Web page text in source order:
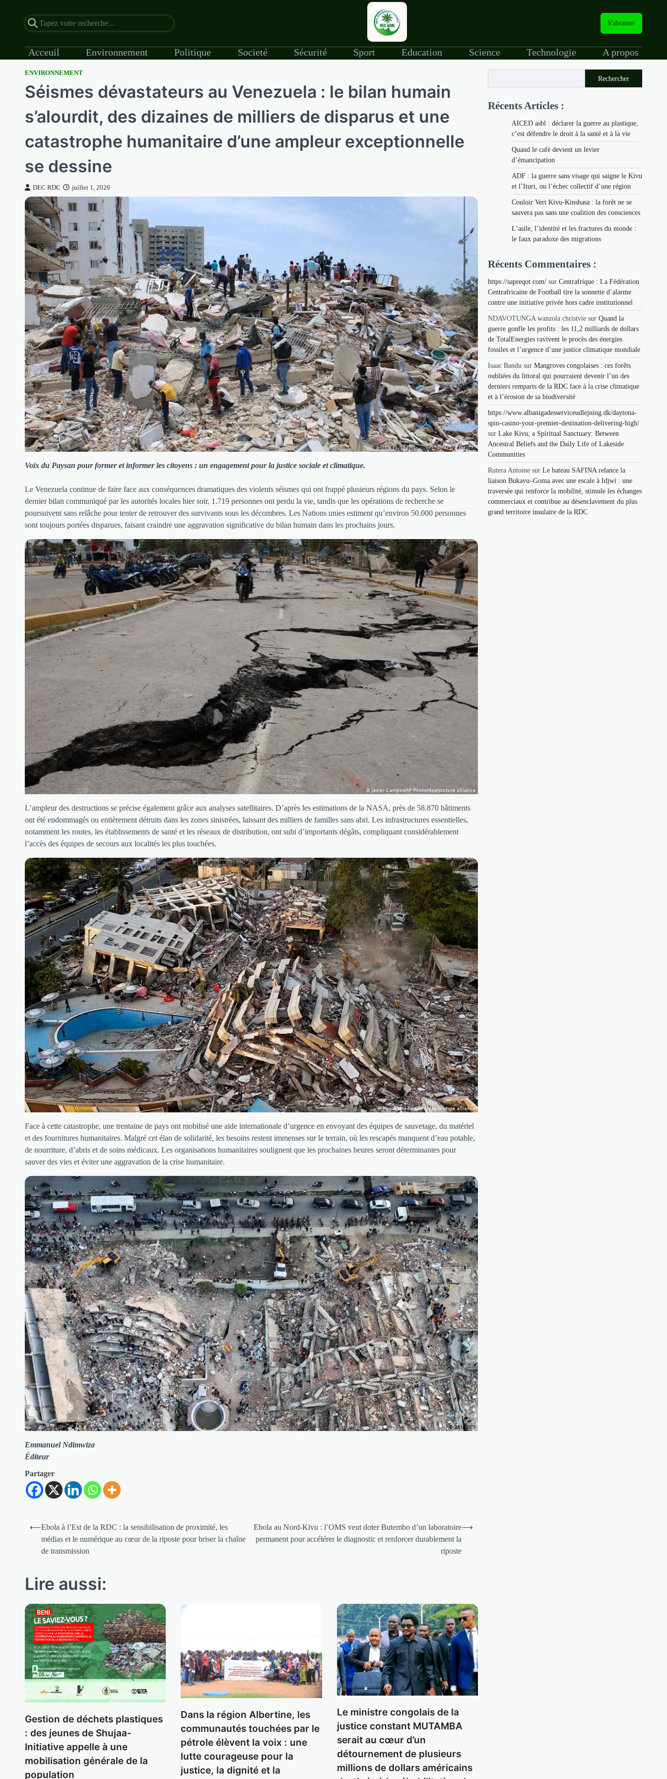
S'abonner
Acceuil Environnement Politique Societé Sécurité Sport Education Science Technologie A propos
ENVIRONNEMENT
Séismes dévastateurs au Venezuela : le bilan humain
s’alourdit, des dizaines de milliers de disparus et une
catastrophe humanitaire d’une ampleur exceptionnelle
se dessine
DEC RDC juillet 1, 2026
Voix du Paysan pour former et informer les citoyens : un engagement pour la justice sociale et climatique.
Le Venezuela continue de faire face aux conséquences dramatiques des violents séismes qui ont frappé plusieurs régions du pays. Selon le
dernier bilan communiqué par les autorités locales hier soir, 1.719 personnes ont perdu la vie, tandis que les opérations de recherche se
poursuivent sans relâche pour tenter de retrouver des survivants sous les décombres. Les Nations unies estiment qu’environ 50.000 personnes
sont toujours portées disparues, faisant craindre une aggravation significative du bilan humain dans les prochains jours.
L’ampleur des destructions se précise également grâce aux analyses satellitaires. D’après les estimations de la NASA, près de 58.870 bâtiments
ont été endommagés ou entièrement détruits dans les zones sinistrées, laissant des milliers de familles sans abri. Les infrastructures essentielles,
notamment les routes, les établissements de santé et les réseaux de distribution, ont subi d’importants dégâts, compliquant considérablement
l’accès des équipes de secours aux localités les plus touchées.
Face à cette catastrophe, une trentaine de pays ont mobilisé une aide internationale d’urgence en envoyant des équipes de sauvetage, du matériel
et des fournitures humanitaires. Malgré cet élan de solidarité, les besoins restent immenses sur le terrain, où les rescapés manquent d’eau potable,
de nourriture, d’abris et de soins médicaux. Les organisations humanitaires soulignent que les prochaines heures seront déterminantes pour
sauver des vies et éviter une aggravation de la crise humanitaire.
Emmanuel Ndimwiza
Éditeur
Partager
Navigation
l’article
⟵Ebola à l’Est de la RDC : la sensibilisation de proximité, les
médias et le numérique au cœur de la riposte pour briser la chaîne
de transmission
Ebola au Nord-Kivu : l’OMS veut doter Butembo d’un laboratoire
permanent pour accélérer le diagnostic et renforcer durablement la
riposte
⟶
Lire aussi:
Gestion de déchets plastiques
: des jeunes de Shujaa-
Initiative appelle à une
mobilisation générale de la
population
Dans la région Albertine, les
communautés touchées par le
pétrole élèvent la voix : une
lutte courageuse pour la
justice, la dignité et la
Le ministre congolais de la
justice constant MUTAMBA
serait au cœur d’un
détournement de plusieurs
millions de dollars américains
Rechercher
Récents Articles :
AICED asbl : déclarer la guerre au plastique,
c’est défendre le droit à la santé et à la vie
Quand le café devient un levier
d’émancipation
ADF : la guerre sans visage qui saigne le Kivu
et l’Ituri, ou l’échec collectif d’une région
Couloir Vert Kivu-Kinshasa : la forêt ne se
sauvera pas sans une coalition des consciences
L’asile, l’identité et les fractures du monde :
le faux paradoxe des migrations
Récents Commentaires :
https://sapreqot.com/ sur Centrafrique : La Fédération
Centrafricaine de Football tire la sonnette d’alarme
contre une initiative privée hors cadre institutionnel
NDAVOTUNGA wanzola christvie sur Quand la
guerre gonfle les profits : les 11,2 milliards de dollars
de TotalEnergies ravivent le procès des énergies
fossiles et l’urgence d’une justice climatique mondiale
Isaac Bandu sur Mangroves congolaises : ces forêts
oubliées du littoral qui pourraient devenir l’un des
derniers remparts de la RDC face à la crise climatique
et à l’érosion de sa biodiversité
https://www.albanigadesserviceudlejning.dk/daytona-
spin-casino-your-premier-destination-delivering-high/
sur Lake Kivu, a Spiritual Sanctuary: Between
Ancestral Beliefs and the Daily Life of Lakeside
Communities
Rutera Antoine sur Le bateau SAFINA relance la
liaison Bukavu–Goma avec une escale à Idjwi : une
traversée qui renforce la mobilité, stimule les échanges
commerciaux et contribue au désenclavement du plus
grand territoire insulaire de la RDC